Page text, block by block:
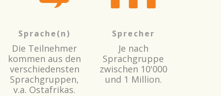
Sprache(n)
Die Teilnehmer
kommen aus den
verschiedensten
Sprachgruppen,
v.a. Ostafrikas.
Sprecher
Je nach
Sprachgruppe
zwischen 10'000
und 1 Million.